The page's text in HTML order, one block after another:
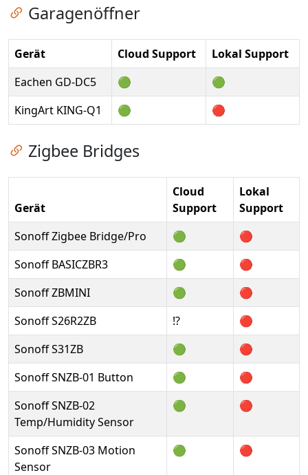
Zum Kapitel springen
Garagenöffner
Gerät Cloud Support
Lokal Support
Eachen GD-DC5
🟢
🟢
KingArt KING-Q1
🟢 🔴
Zum Kapitel springen
Zigbee Bridges
Gerät
Cloud
Support
Lokal
Support
Sonoff Zigbee Bridge/Pro
🟢
🔴
Sonoff BASICZBR3
🟢
🔴
Sonoff ZBMINI
🟢
🔴
Sonoff S26R2ZB
⁉️
🔴
Sonoff S31ZB
🟢
🔴
Sonoff SNZB-01 Button
🟢
🔴
Sonoff SNZB-02
Temp/Humidity Sensor
🟢 🔴
Sonoff SNZB-03 Motion
Sensor
🟢 🔴